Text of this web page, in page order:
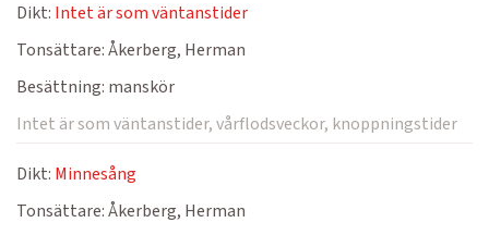
Dikt: Intet är som väntanstider
Tonsättare:Åkerberg, Herman
Besättning: manskör
Intet är som väntanstider, vårflodsveckor, knoppningstider
Dikt: Minnesång
Tonsättare:Åkerberg, Herman